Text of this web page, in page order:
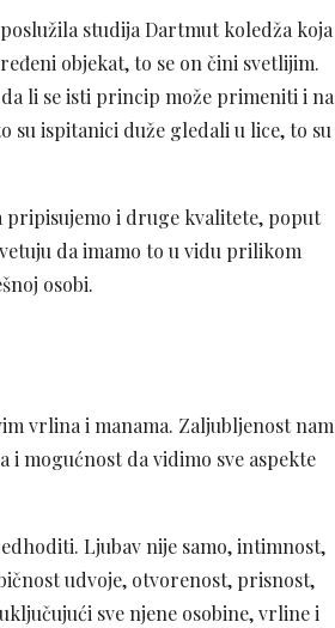
studija Dartmut koledža koja
objekat, to se on čini svetlijim.
li se isti princip može primeniti i na
su ispitanici duže gledali u lice, to su
pripisujemo i druge kvalitete, poput
da imamo to u vidu prilikom
osobi.
vrlina i manama. Zaljubljenost nam
i mogućnost da vidimo sve aspekte
Ljubav nije samo, intimnost,
udvoje, otvorenost, prisnost,
sve njene osobine, vrline i